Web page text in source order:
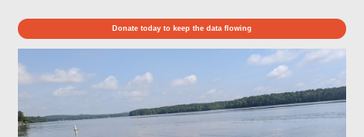
Donate today to keep the data flowing